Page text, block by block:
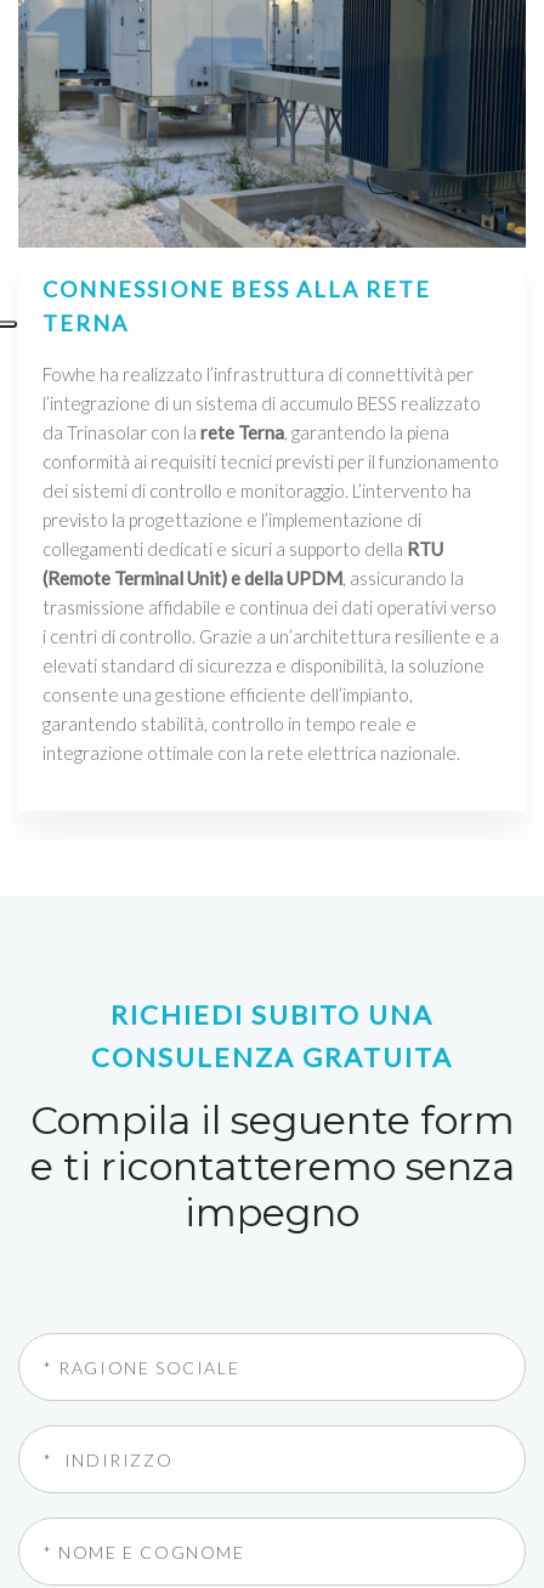
CONNESSIONE BESS ALLA RETE
TERNA
Fowhe ha realizzato l’infrastruttura di connettività per
l’integrazione di un sistema di accumulo BESS realizzato
da Trinasolar con la rete Terna, garantendo la piena
conformità ai requisiti tecnici previsti per il funzionamento
dei sistemi di controllo e monitoraggio. L’intervento ha
previsto la progettazione e l’implementazione di
collegamenti dedicati e sicuri a supporto della RTU
(Remote Terminal Unit) e della UPDM, assicurando la
trasmissione affidabile e continua dei dati operativi verso
i centri di controllo. Grazie a un’architettura resiliente e a
elevati standard di sicurezza e disponibilità, la soluzione
consente una gestione efficiente dell’impianto,
garantendo stabilità, controllo in tempo reale e
integrazione ottimale con la rete elettrica nazionale.
RICHIEDI SUBITO UNA
CONSULENZA GRATUITA
Compila il seguente form
e ti ricontatteremo senza
impegno